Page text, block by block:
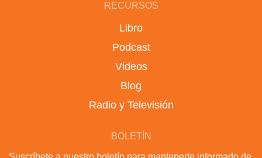
RECURSOS
Libro
Podcast
Videos
Blog
Radio y Televisión
BOLETÍN